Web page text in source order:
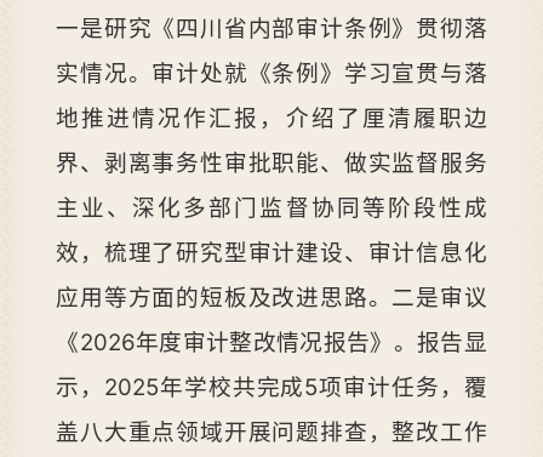
一是研究《四川省内部审计条例》贯彻落
实情况。审计处就《条例》学习宣贯与落
地推进情况作汇报，介绍了厘清履职边
界、剥离事务性审批职能、做实监督服务
主业、深化多部门监督协同等阶段性成
效，梳理了研究型审计建设、审计信息化
应用等方面的短板及改进思路。二是审议
《2026年度审计整改情况报告》。报告显
示，2025年学校共完成5项审计任务，覆
盖八大重点领域开展问题排查，整改工作